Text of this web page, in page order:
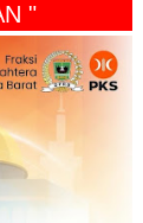
" IKLAN "